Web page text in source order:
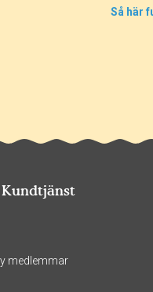
Så här
medlemmar